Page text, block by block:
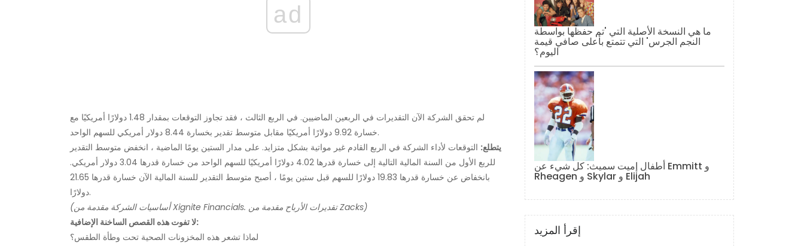
ad
لم تحقق الشركة الآن التقديرات في الربعين الماضيين. في الربع الثالث ، فقد تجاوز التوقعات بمقدار 1.48 دولارًا أمريكيًا مع
خسارة 9.92 دولارًا أمريكيًا مقابل متوسط ​​تقدير بخسارة 8.44 دولار أمريكي للسهم الواحد.
يتطلع: التوقعات لأداء الشركة في الربع القادم غير مواتية بشكل متزايد. على مدار الستين يومًا الماضية ، انخفض متوسط ​​التقدير
للربع الأول من السنة المالية التالية إلى خسارة قدرها 4.02 دولارًا أمريكيًا للسهم الواحد من خسارة قدرها 3.04 دولار أمريكي.
بانخفاض عن خسارة قدرها 19.83 دولارًا للسهم قبل ستين يومًا ، أصبح متوسط ​​التقدير للسنة المالية الآن خسارة قدرها 21.65
دولارًا.
(أساسيات الشركة مقدمة من Xignite Financials. تقديرات الأرباح مقدمة من Zacks)
لا تفوت هذه القصص الساخنة الإضافية:
لماذا تشعر هذه المخزونات الصحية تحت وطأة الطقس؟
ما هي النسخة الأصلية التي 'تم حفظها بواسطة
النجم الجرس' التي تتمتع بأعلى صافي قيمة
اليوم؟
أطفال إميت سميث: كل شيء عن Emmitt و
Rheagen و Skylar و Elijah
إقرأ المزيد